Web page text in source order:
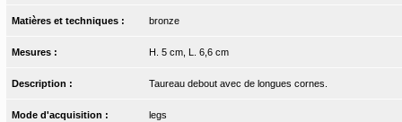
Matières et techniques : bronze
Mesures : H. 5 cm, L. 6,6 cm
Description : Taureau debout avec de longues cornes.
Mode d'acquisition : legs